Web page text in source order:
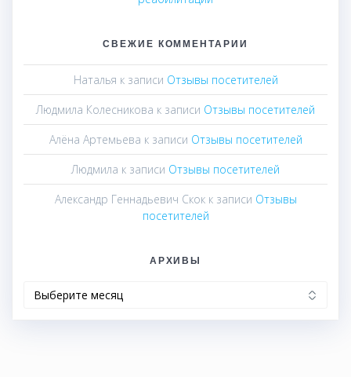
СВЕЖИЕ КОММЕНТАРИИ
Наталья к записи Отзывы посетителей
Людмила Колесникова к записи Отзывы посетителей
Алёна Артемьева к записи Отзывы посетителей
Людмила к записи Отзывы посетителей
Александр Геннадьевич Скокк записи Отзывы
посетителей
АРХИВЫ